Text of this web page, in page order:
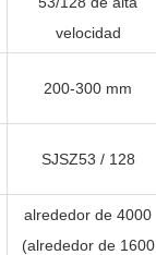
velocidad
200-300 mm
SJSZ53 / 128
alrededor de 4000
(alrededor de 1600